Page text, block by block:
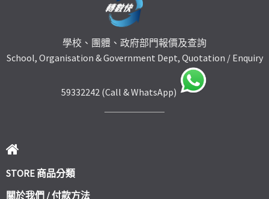
學校、團體、政府部門報價及查詢
School, Organisation & Government Dept, Quotation / Enquiry
59332242 (Call & WhatsApp)
STORE 商品分類
關於我們 / 付款方法